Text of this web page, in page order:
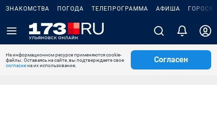
ЗНАКОМСТВА ПОГОДА ТЕЛЕПРОГРАММА АФИША
На информационном ресурсе применяются cookie-
файлы. Оставаясь на сайте, вы подтверждаете свое
согласиена их использование.
Согласен